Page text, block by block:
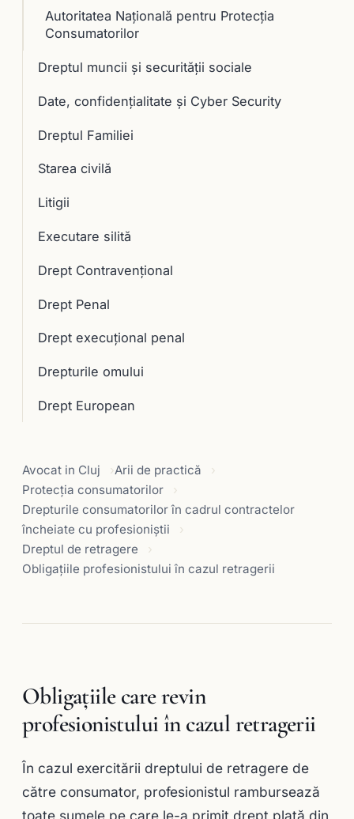
Autoritatea Naţională pentru Protecţia
Consumatorilor
Dreptul muncii și securității sociale
Date, confidențialitate și Cyber Security
Dreptul Familiei
Starea civilă
Litigii
Executare silită
Drept Contravențional
Drept Penal
Drept execuţional penal
Drepturile omului
Drept European
Avocat in Cluj
Arii de practică
Protecția consumatorilor
Drepturile consumatorilor în cadrul contractelor
încheiate cu profesioniştii
Dreptul de retragere
Obligaţiile profesionistului în cazul retragerii
Obligaţiile care revin
profesionistului în cazul retragerii
În cazul exercitării dreptului de retragere de
către consumator, profesionistul rambursează
toate sumele pe care le-a primit drept plată din